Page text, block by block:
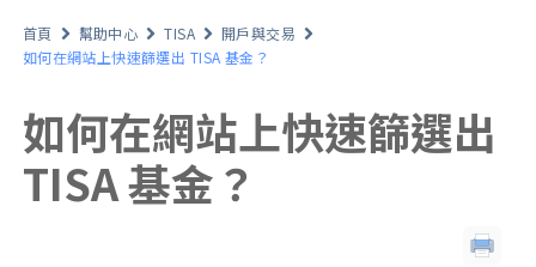
首頁 幫助中心 TISA
開戶與交易
如何在網站上快速篩選出 TISA 基金？
如何在網站上快速篩選出
TISA 基金？